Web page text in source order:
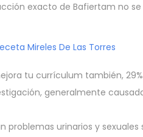
exacto de Bafiertam no
Mireles De Las Torres
tu currículum también,
generalmente
problemas urinarios y sexuales